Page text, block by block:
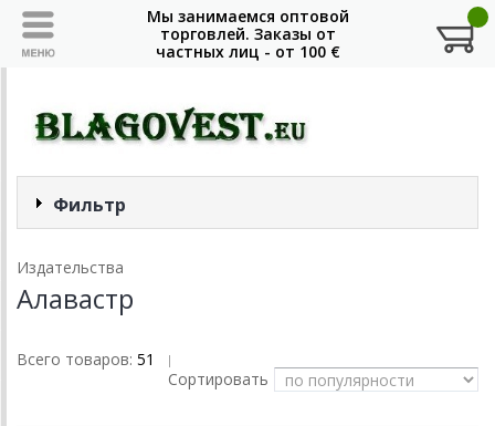
Фильтр
Издательства
Алавастр
Всего товаров: 51 |
Сортировать